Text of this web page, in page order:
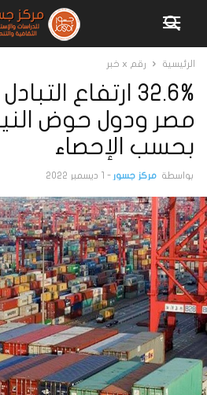
الرئيسية رقم x خبر
32.6% ارتفاع
بحسب الإحصاء
بواسطة مركز جسور - 1 ديسمبر 2022